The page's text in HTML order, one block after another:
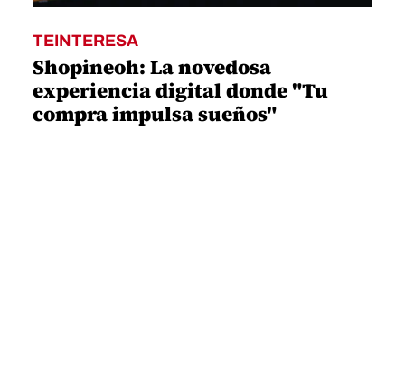
TEINTERESA
Shopineoh: La novedosa
experiencia digital donde "Tu
compra impulsa sueños"